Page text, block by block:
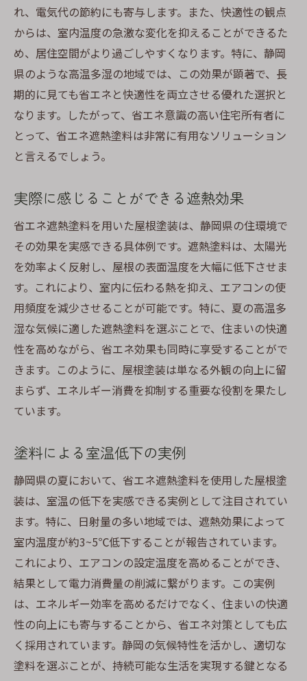
れ、電気代の節約にも寄与します。また、快適性の観点
からは、室内温度の急激な変化を抑えることができるた
め、居住空間がより過ごしやすくなります。特に、静岡
県のような高温多湿の地域では、この効果が顕著で、長
期的に見ても省エネと快適性を両立させる優れた選択と
なります。したがって、省エネ意識の高い住宅所有者に
とって、省エネ遮熱塗料は非常に有用なソリューション
と言えるでしょう。
実際に感じることができる遮熱効果
省エネ遮熱塗料を用いた屋根塗装は、静岡県の住環境で
その効果を実感できる具体例です。遮熱塗料は、太陽光
を効率よく反射し、屋根の表面温度を大幅に低下させま
す。これにより、室内に伝わる熱を抑え、エアコンの使
用頻度を減少させることが可能です。特に、夏の高温多
湿な気候に適した遮熱塗料を選ぶことで、住まいの快適
性を高めながら、省エネ効果も同時に享受することがで
きます。このように、屋根塗装は単なる外観の向上に留
まらず、エネルギー消費を抑制する重要な役割を果たし
ています。
塗料による室温低下の実例
静岡県の夏において、省エネ遮熱塗料を使用した屋根塗
装は、室温の低下を実感できる実例として注目されてい
ます。特に、日射量の多い地域では、遮熱効果によって
室内温度が約3~5℃低下することが報告されています。
これにより、エアコンの設定温度を高めることができ、
結果として電力消費量の削減に繋がります。この実例
は、エネルギー効率を高めるだけでなく、住まいの快適
性の向上にも寄与することから、省エネ対策としても広
く採用されています。静岡の気候特性を活かし、適切な
塗料を選ぶことが、持続可能な生活を実現する鍵となる